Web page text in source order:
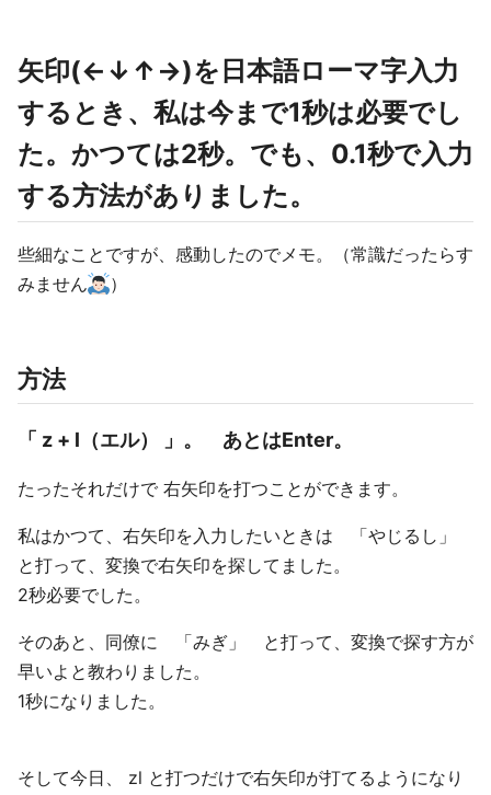
矢印(←↓↑→)を日本語ローマ字入力
するとき、私は今まで1秒は必要でし
た。かつては2秒。でも、0.1秒で入力
する方法がありました。
些細なことですが、感動したのでメモ。（常識だったらす
みません
）
方法
「 z + l（エル） 」。 あとはEnter。
たったそれだけで 右矢印を打つことができます。
私はかつて、右矢印を入力したいときは 「やじるし」
と打って、変換で右矢印を探してました。
2秒必要でした。
そのあと、同僚に 「みぎ」 と打って、変換で探す方が
早いよと教わりました。
1秒になりました。
そして今日、 zl と打つだけで右矢印が打てるようになり